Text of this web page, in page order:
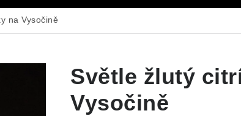
na Vysočině
Světle žlutý
Vysočině